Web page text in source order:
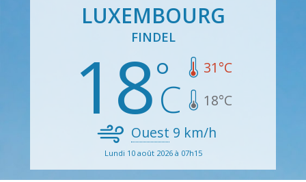
LUXEMBOURG
FINDEL
18 31°C
18°C
Ouest 9 km/h
Lundi 10 août 2026 à 07h15